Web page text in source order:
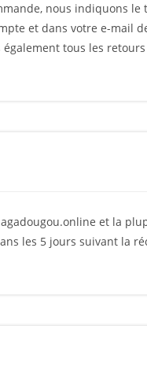
nous indiquons le
et dans votre e-mail
tous les retours
et la
les 5 jours suivant la